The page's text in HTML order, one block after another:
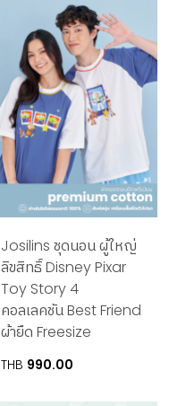
Josilins ชุดนอน ผู้ใหญ่
ลิขสิทธิ์ Disney Pixar
Toy Story 4
คอลเลคชัน Best Friend
ผ้ายืด Freesize
THB 990.00